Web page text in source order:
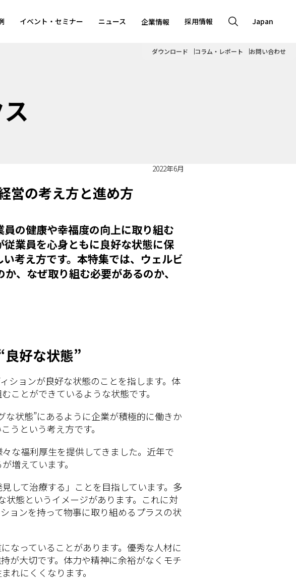
イベント・セミナー ニュース 企業情報 採用情報 Japan
ダウンロード コラム・レポート お問い合わせ
2022年6月
営の考え方と進め方
の健康や幸福度の向上に取り組む
業員を心身ともに良好な状態に保
考え方です。本特集では、ウェルビ
、なぜ取り組む必要があるのか、
良好な状態”
ションが良好な状態のことを指します。体
ことができているような状態です。
状態”にあるように企業が積極的に働きか
うという考え方です。
な福利厚生を提供してきました。近年で
増えています。
して治療する」ことを目指しています。多
状態というイメージがあります。これに対
ョンを持って物事に取り組めるプラスの状
なっていることがあります。優秀な人材に
が大切です。体力や精神に余裕がなくモチ
れにくくなります。